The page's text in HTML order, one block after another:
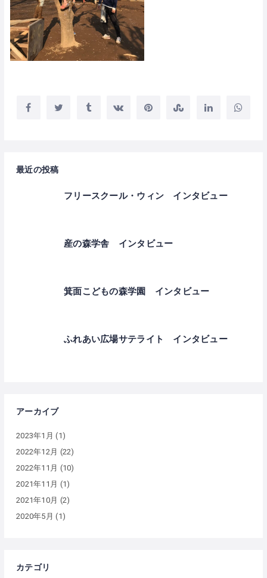
最近の投稿
フリースクール・ウィン インタビュー
産の森学舎 インタビュー
箕面こどもの森学園 インタビュー
ふれあい広場サテライト インタビュー
アーカイブ
2023年1月 (1)
2022年12月 (22)
2022年11月 (10)
2021年11月 (1)
2021年10月 (2)
2020年5月 (1)
カテゴリ